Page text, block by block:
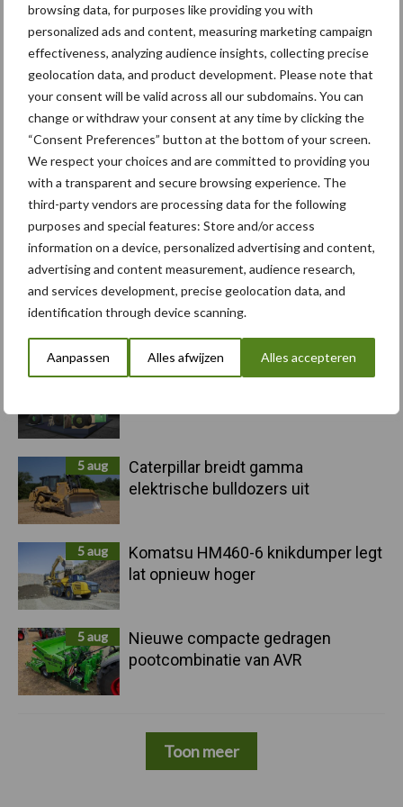
browsing data, for purposes like providing you with
personalized ads and content, measuring marketing campaign
effectiveness, analyzing audience insights, collecting precise
geolocation data, and product development. Please note that
your consent will be valid across all our subdomains. You can
change or withdraw your consent at any time by clicking the
“Consent Preferences” button at the bottom of your screen.
We respect your choices and are committed to providing you
with a transparent and secure browsing experience. The
third-party vendors are processing data for the following
purposes and special features: Store and/or access
information on a device, personalized advertising and content,
advertising and content measurement, audience research,
and services development, precise geolocation data, and
identification through device scanning.
Aanpassen Alles afwijzen Alles accepteren
Primaire
Sidebar
Recent nieuws Partner nieuws
6 aug
"Hoge verwachtingen van schijven
voor kouters"
5 aug
Albourgh Tyres breidt uit naar
5 aug
Caterpillar breidt gamma
elektrische bulldozers uit
5 aug
Komatsu HM460-6 knikdumper legt
lat opnieuw hoger
5 aug
Nieuwe compacte gedragen
pootcombinatie van AVR
Toon meer
Compost Dierlijke mest
Toon meer